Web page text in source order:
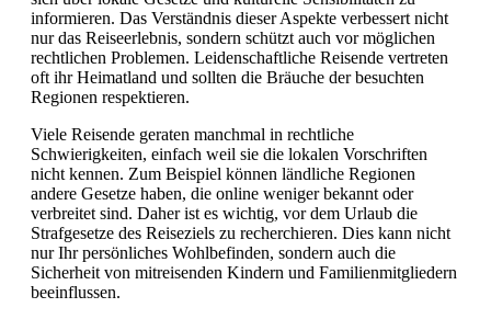
informieren. Das Verständnis dieser Aspekte verbessert nicht
nur das Reiseerlebnis, sondern schützt auch vor möglichen
rechtlichen Problemen. Leidenschaftliche Reisende vertreten
oft ihr Heimatland und sollten die Bräuche der besuchten
Regionen respektieren.
Viele Reisende geraten manchmal in rechtliche
Schwierigkeiten, einfach weil sie die lokalen Vorschriften
nicht kennen. Zum Beispiel können ländliche Regionen
andere Gesetze haben, die online weniger bekannt oder
verbreitet sind. Daher ist es wichtig, vor dem Urlaub die
Strafgesetze des Reiseziels zu recherchieren. Dies kann nicht
nur Ihr persönliches Wohlbefinden, sondern auch die
Sicherheit von mitreisenden Kindern und Familienmitgliedern
beeinflussen.